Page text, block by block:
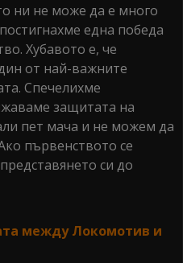
ни не може да е много
една победа
Хубавото е, че
от най-важните
Спечелихме
защитата на
пет мача и не можем да
първенството се
си до
между Локомотив и